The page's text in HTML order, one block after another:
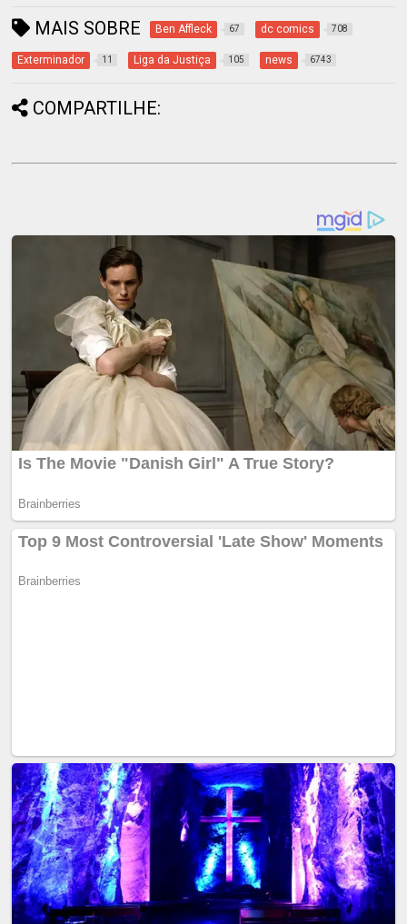
MAIS SOBRE Ben Affleck 67 dc comics 708
Exterminador 11 Liga da Justiça 105 news 6743
COMPARTILHE: